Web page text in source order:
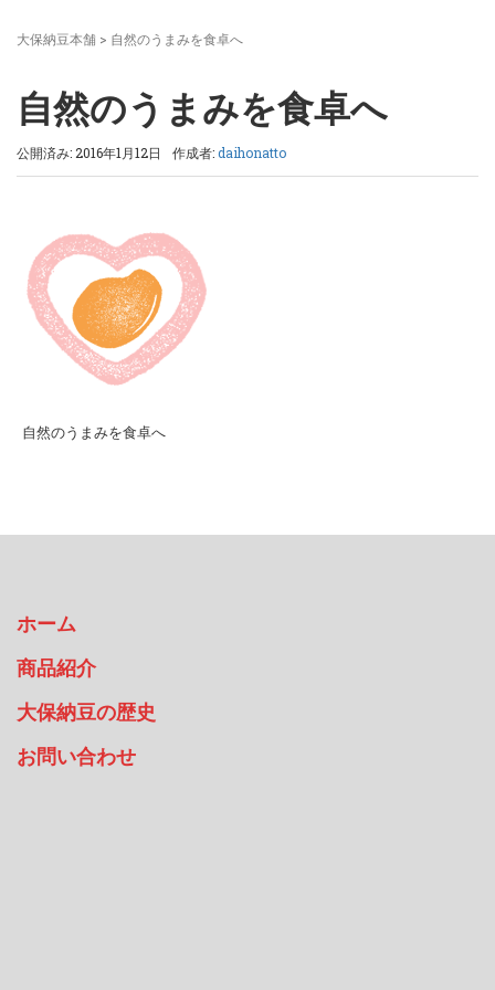
大保納豆本舗 > 自然のうまみを食卓へ
自然のうまみを食卓へ
公開済み: 2016年1月12日 作成者:daihonatto
自然のうまみを食卓へ
ホーム
商品紹介
大保納豆の歴史
お問い合わせ